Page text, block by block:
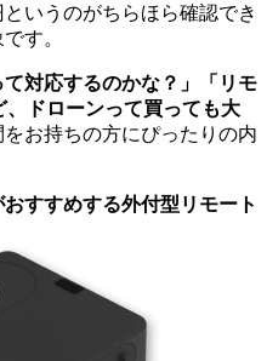
いうのがちらほら確認でき
す。
て対応するのかな？」「リモ
ドローンって買っても大
をお持ちの方にぴったりの内
すすめする外付型リモート